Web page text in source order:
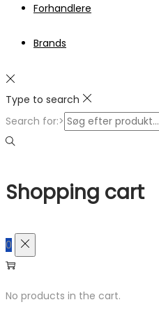
Forhandlere
Brands
Type to search
Search for:>
Shopping cart
0
No products in the cart.